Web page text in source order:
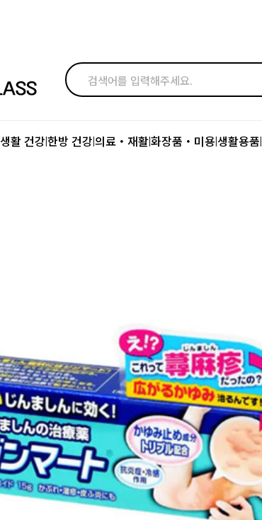
생활 건강|한방 건강|의료・재활|화장품・미용|생활용품|